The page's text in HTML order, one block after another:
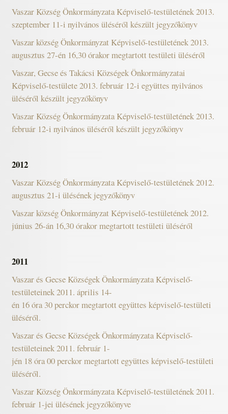
Vaszar Község Önkormányzata Képviselő-testületének 2013.
szeptember 11-i nyilvános üléséről készült jegyzőkönyv
Vaszar község Önkormányzat Képviselő-testületének 2013.
augusztus 27-én 16,30 órakor megtartott testületi üléséről
Vaszar, Gecse és Takácsi Községek Önkormányzatai
Képviselő-testülete 2013. február 12-i együttes nyilvános
üléséről készült jegyzőkönyv
Vaszar Község Önkormányzata Képviselő-testületének 2013.
február 12-i nyilvános üléséről készült jegyzőkönyv
2012
Vaszar Község Önkormányzata Képviselő-testületének 2012.
augusztus 21-i ülésének jegyzőkönyv
Vaszar község Önkormányzat Képviselő-testületének 2012.
június 26-án 16,30 órakor megtartott testületi üléséről
2011
Vaszar és Gecse Községek Önkormányzata Képviselő-
testületeinek 2011. április 14-
én 16 óra 30 perckor megtartott együttes képviselő-testületi
üléséről.
Vaszar és Gecse Községek Önkormányzata Képviselő-
testületeinek 2011. február 1-
jén 18 óra 00 perckor megtartott együttes képviselő-testületi
üléséről.
Vaszar Község Önkormányzata Képviselő-testületének 2011.
február 1-jei ülésének jegyzőkönyve